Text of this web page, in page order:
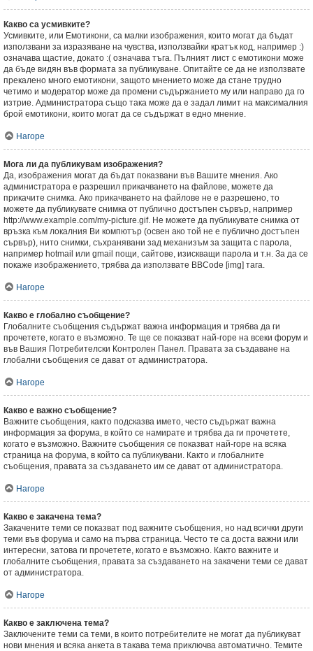
Какво са усмивките?
Усмивките, или Емотикони, са малки изображения, които могат да бъдат
използвани за изразяване на чувства, използвайки кратък код, например :)
означава щастие, докато :( означава тъга. Пълният лист с емотикони може
да бъде видян във формата за публикуване. Опитайте се да не използвате
прекалено много емотикони, защото мнението може да стане трудно
четимо и модератор може да промени съдържанието му или направо да го
изтрие. Администратора също така може да е задал лимит на максималния
брой емотикони, които могат да се съдържат в едно мнение.
Нагоре
Мога ли да публикувам изображения?
Да, изображения могат да бъдат показвани във Вашите мнения. Ако
администратора е разрешил прикачването на файлове, можете да
прикачите снимка. Ако прикачването на файлове не е разрешено, то
можете да публикувате снимка от публично достъпен сървър, например
http://www.example.com/my-picture.gif. Не можете да публикувате снимка от
връзка към локалния Ви компютър (освен ако той не е публично достъпен
сървър), нито снимки, съхранявани зад механизъм за защита с парола,
например hotmail или gmail пощи, сайтове, изискващи парола и т.н. За да се
покаже изображението, трябва да използвате BBCode [img] тага.
Нагоре
Какво е глобално съобщение?
Глобалните съобщения съдържат важна информация и трябва да ги
прочетете, когато е възможно. Те ще се показват най-горе на всеки форум и
във Вашия Потребителски Контролен Панел. Правата за създаване на
глобални съобщения се дават от администратора.
Нагоре
Какво е важно съобщение?
Важните съобщения, както подсказва името, често съдържат важна
информация за форума, в който се намирате и трябва да ги прочетете,
когато е възможно. Важните съобщения се показват най-горе на всяка
страница на форума, в който са публикувани. Както и глобалните
съобщения, правата за създаването им се дават от администратора.
Нагоре
Какво е закачена тема?
Закачените теми се показват под важните съобщения, но над всички други
теми във форума и само на първа страница. Често те са доста важни или
интересни, затова ги прочетете, когато е възможно. Както важните и
глобалните съобщения, правата за създаването на закачени теми се дават
от администратора.
Нагоре
Какво е заключена тема?
Заключените теми са теми, в които потребителите не могат да публикуват
нови мнения и всяка анкета в такава тема приключва автоматично. Темите